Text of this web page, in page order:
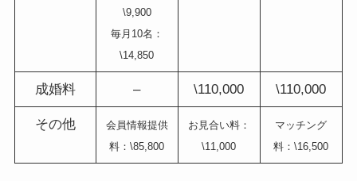
\9,900
毎月10名：
\14,850
成婚料 – \110,000 \110,000
その他
会員情報提供
料：\85,800
お見合い料：
\11,000
マッチング
料：\16,500